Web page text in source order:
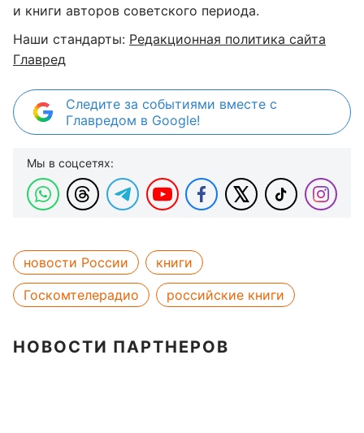
и книги авторов советского периода.
Наши стандарты: Редакционная политика сайта
Главред
Следите за событиями вместе с
Главредом в Google!
Мы в соцсетях:
новости России
книги
Госкомтелерадио
российские книги
НОВОСТИ ПАРТНЕРОВ